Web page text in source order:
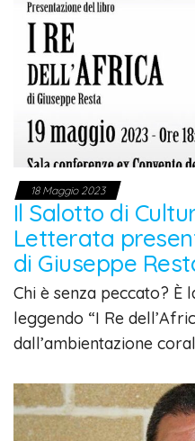
18 Maggio 2023
Il Salotto di
Letterata
di Giuseppe
Chi è senza peccato? È
leggendo “I Re
dall’ambientazione